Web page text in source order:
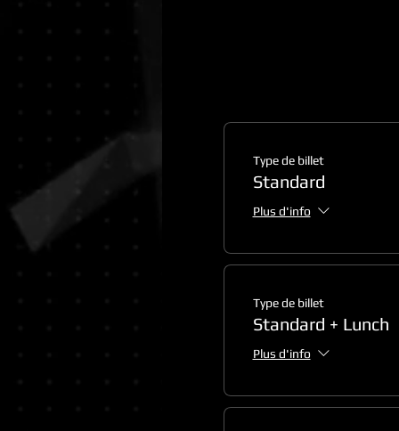
Type de billet
Standard
Plus d'info
Type de billet
Standard + Lunch
Plus d'info